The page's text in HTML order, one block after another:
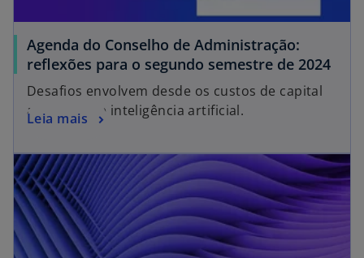
Agenda do Conselho de Administração:
reflexões para o segundo semestre de 2024
Desafios envolvem desde os custos de capital
até o uso de inteligência artificial.
Leia mais